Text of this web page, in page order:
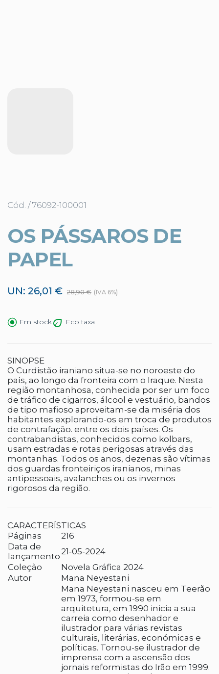
Cód. / 76092-100001
OS PÁSSAROS DE
PAPEL
UN: 26,01 € 28,90 € (IVA 6%)
Em stock Eco taxa
SINOPSE
O Curdistão iraniano situa-se no noroeste do
país, ao longo da fronteira com o Iraque. Nesta
região montanhosa, conhecida por ser um foco
de tráfico de cigarros, álcool e vestuário, bandos
de tipo mafioso aproveitam-se da miséria dos
habitantes explorando-os em troca de produtos
de contrafação. entre os dois países. Os
contrabandistas, conhecidos como kolbars,
usam estradas e rotas perigosas através das
montanhas. Todos os anos, dezenas são vítimas
dos guardas fronteiriços iranianos, minas
antipessoais, avalanches ou os invernos
rigorosos da região.
CARACTERÍSTICAS
Páginas
216
Data de
lançamento 21-05-2024
Coleção
Novela Gráfica 2024
Autor
Mana Neyestani
Mana Neyestani nasceu em Teerão
em 1973, formou-se em
arquitetura, em 1990 inicia a sua
carreia como desenhador e
ilustrador para várias revistas
culturais, literárias, económicas e
políticas. Tornou-se ilustrador de
imprensa com a ascensão dos
jornais reformistas do Irão em 1999.